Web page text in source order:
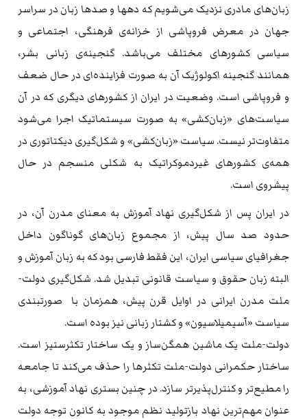
زبان‌های مادری نزدیک می‌شویم که دهها و صدها زبان در سراسر
جهان در معرض فروپاشی از خزانه‌ی فرهنگی، اجتماعی و
سیاسی کشورهای مختلف می‌باشد. گنجینه‌ی زبانی بشر،
همانند گنجینه اکولوژیک آن به صورت فزاینده‌ای در حال ضعف
و فروپاشی است. وضعیت در ایران از کشورهای دیگری که در آن
سیاست‌های «زبان‌کشی» به صورت سیستماتیک اجرا می‌شود
متفاوت‌تر نیست. سیاست «زبان‌کشی» و شکل‌گیری دیکتاتوری در
همه‌ی کشورهای غیردموکراتیک به شکلی منسجم در حال
پیشروی است.
در ایران پس از شکل‌گیری نهاد آموزش به معنای مدرن آن، در
حدود صد سال پیش، از مجموع زبان‌های گوناگون داخل
جغرافیای سیاسی ایران، این فقط فارسی بود که به زبان آموزش و
البته زبان حقوق و سیاست قانونی تبدیل شد. شکل‌گیری دولت-
ملت مدرن ایرانی در اوایل قرن پیش، همزمان با صورتبندی
سیاست «آسیمیلاسیون» و کشتار زبانی نیز بوده است.
دولت-ملت یک ماشین همگن‌ساز و یک ساختار تکثرستیز است.
ساختار حکمرانی دولت-ملت تکثر‌ها را حذف می‌کند تا جامعه
را مطیع‌تر و کنترل‌پذیرتر سازد. در چنین بستری نهاد آموزشی، به
عنوان مهم‌ترین نهاد بازتولید نظم موجود به کانون توجه دولت